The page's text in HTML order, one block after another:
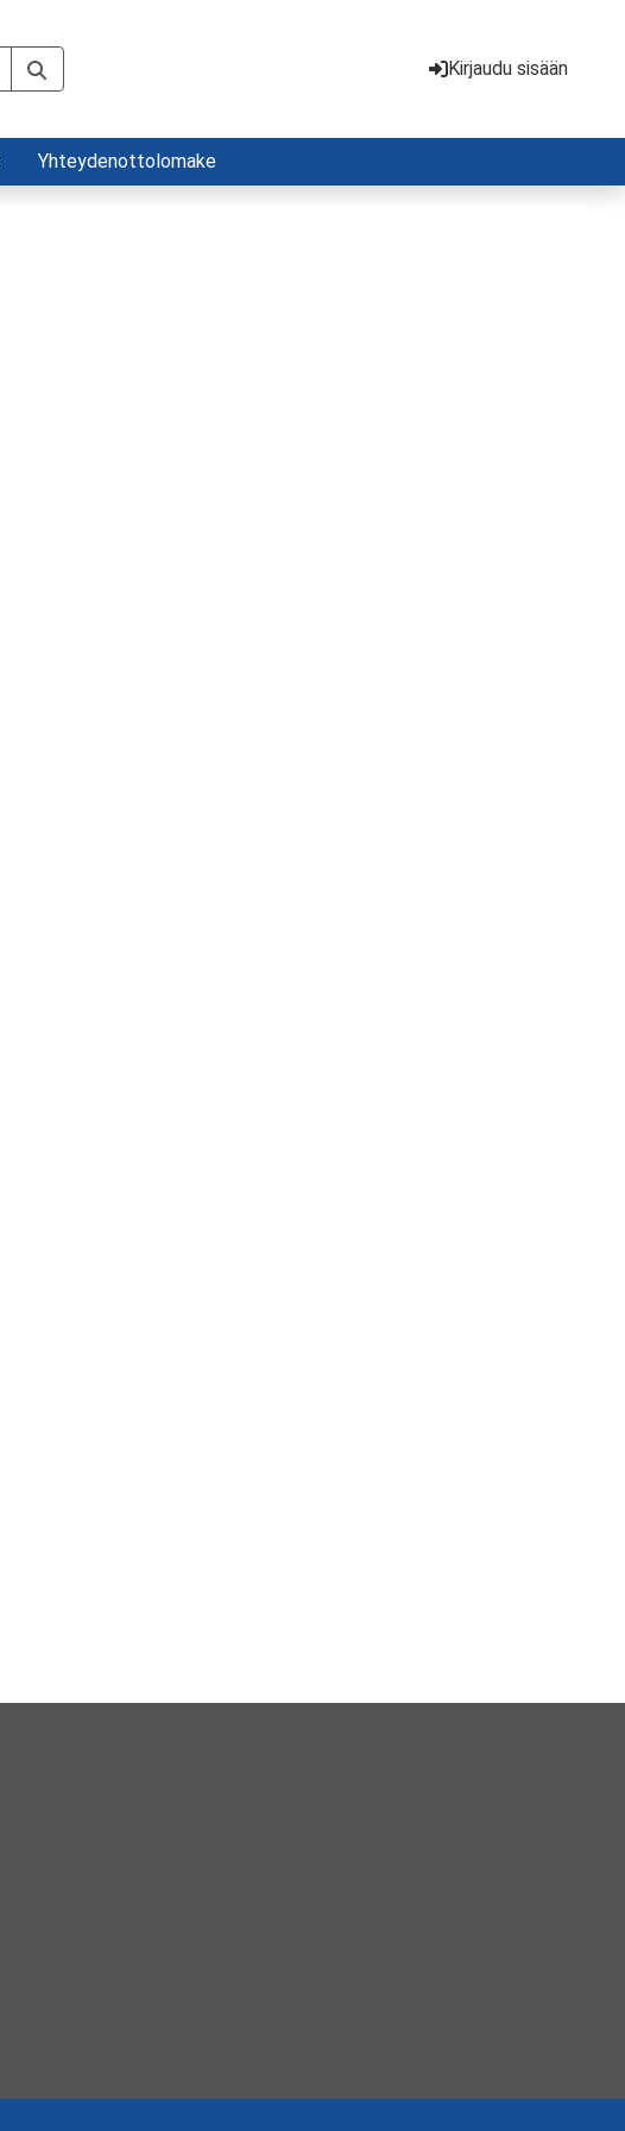
Kirjaudu sisään
Yhteydenottolomake